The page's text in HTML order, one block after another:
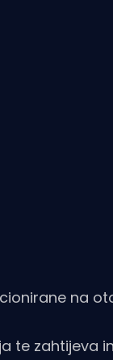
na
te zahtijeva